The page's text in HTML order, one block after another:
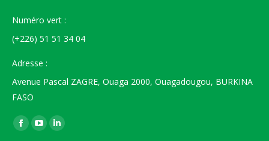
Numéro vert :
(+226) 51 51 34 04
Adresse :
Avenue Pascal ZAGRE, Ouaga 2000, Ouagadougou, BURKINA
FASO
Trouvez nous sur :
La
La
La